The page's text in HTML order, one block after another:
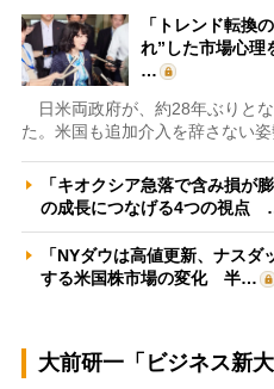
「トレンド転換
れ”した市場心理
…
日米両政府が、約28年ぶりと
た。米国も追加介入を辞さない
「キオクシア急落で含み損が
の成長につなげる4つの視点
「NYダウは高値更新、ナス
する米国株市場の変化 半…
大前研一「ビジネス新